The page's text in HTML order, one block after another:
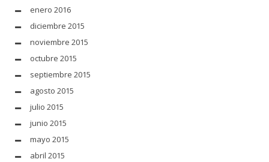
enero 2016
diciembre 2015
noviembre 2015
octubre 2015
septiembre 2015
agosto 2015
julio 2015
junio 2015
mayo 2015
abril 2015